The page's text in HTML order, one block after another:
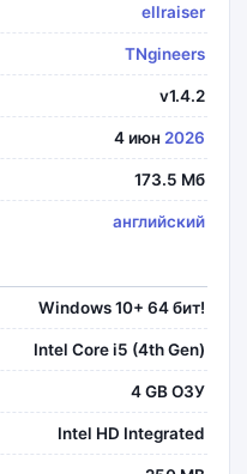
ellraiser
TNgineers
v1.4.2
4 июн 2026
173.5 Мб
английский
Windows 10+ 64 бит!
Intel Core i5 (4th Gen)
4 GB ОЗУ
Intel HD Integrated